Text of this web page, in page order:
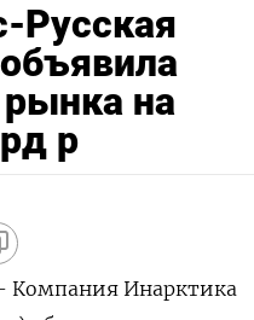
Русская
на
р
Компания Инарктика